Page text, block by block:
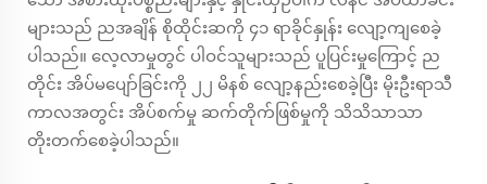
များသည် ညအချိန် စိုထိုင်းဆကို ၄၁ ရာခိုင်နှုန်း လျော့ကျစေခဲ့
ပါသည်။ လေ့လာမှုတွင် ပါဝင်သူများသည် ပူပြင်းမှုကြောင့် ည
တိုင်း အိပ်မပျော်ခြင်းကို ၂၂ မိနစ် လျော့နည်းစေခဲ့ပြီး မိုးဦးရာသီ
ကာလအတွင်း အိပ်စက်မှု ဆက်တိုက်ဖြစ်မှုကို သိသိသာသာ
တိုးတက်စေခဲ့ပါသည်။